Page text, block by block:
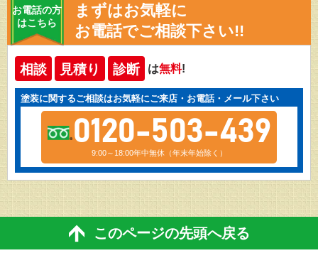
お電話の方
はこちら
まずはお気軽に
お電話でご相談下さい!!
相談 見積り 診断 は無料!
塗装に関するご相談はお気軽にご来店・お電話・メール下さい
0120-503-439
9:00～18:00年中無休（年末年始除く）
このページの先頭へ戻る